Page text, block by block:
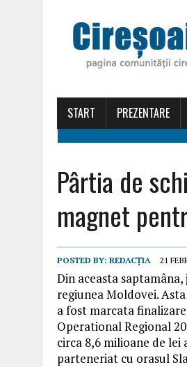
START PREZENTARE
Pârtia de
magnet
POSTED BY: REDACȚIA 21
Din aceasta
regiunea Moldovei.
a fost marcata
Operational Regional
circa 8,6 milioane de
parteneriat cu orasul